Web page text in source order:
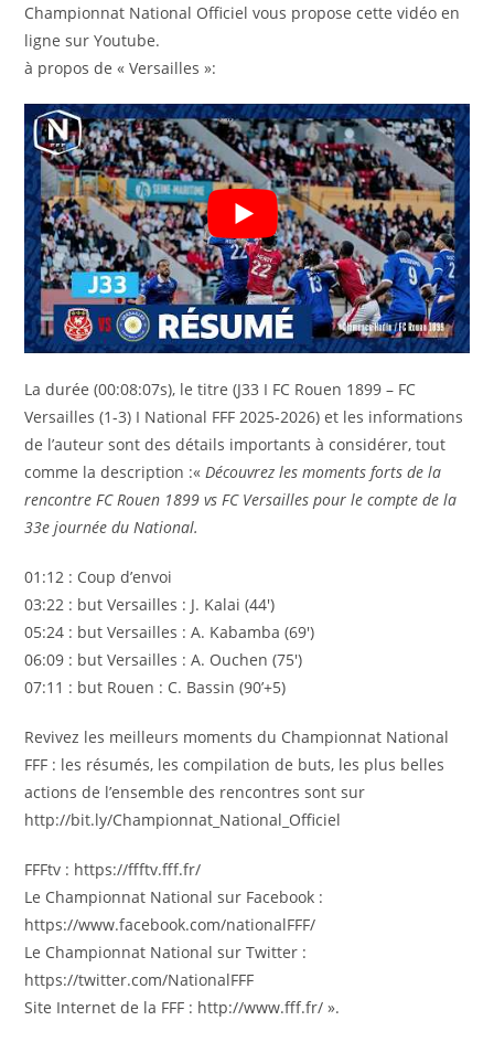
Championnat National Officiel vous propose cette vidéo en
ligne sur Youtube.
à propos de « Versailles »:
La durée (00:08:07s), le titre (J33 I FC Rouen 1899 – FC
Versailles (1-3) I National FFF 2025-2026) et les informations
de l’auteur sont des détails importants à considérer, tout
comme la description :« Découvrez les moments forts de la
rencontre FC Rouen 1899 vs FC Versailles pour le compte de la
33e journée du National.
01:12 : Coup d’envoi
03:22 : but Versailles : J. Kalai (44′)
05:24 : but Versailles : A. Kabamba (69′)
06:09 : but Versailles : A. Ouchen (75′)
07:11 : but Rouen : C. Bassin (90’+5)
Revivez les meilleurs moments du Championnat National
FFF : les résumés, les compilation de buts, les plus belles
actions de l’ensemble des rencontres sont sur
http://bit.ly/Championnat_National_Officiel
FFFtv : https://ffftv.fff.fr/
Le Championnat National sur Facebook :
https://www.facebook.com/nationalFFF/
Le Championnat National sur Twitter :
https://twitter.com/NationalFFF
Site Internet de la FFF : http://www.fff.fr/ ».